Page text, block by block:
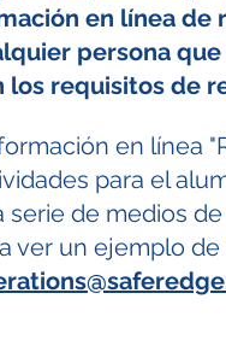
en línea de
persona
los requisitos de
en línea
para el
serie de medios
ver un ejemplo